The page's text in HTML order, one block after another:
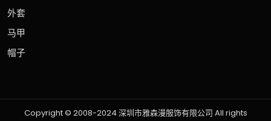
外套
马甲
帽子
Copyright © 2008-2024 深圳市雅森漫服饰有限公司 All rights